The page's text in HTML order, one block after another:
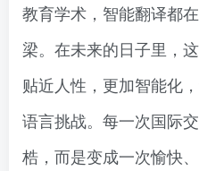
教育学术，智能翻译都
梁。在未来的日子里，
贴近人性，更加智能化
语言挑战。每一次国际
梏，而是变成一次愉快